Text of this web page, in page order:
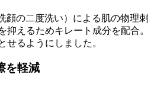
顔の二度洗い）による肌の物理刺
抑えるためキレート成分を配合。
せるようにしました。
を軽減